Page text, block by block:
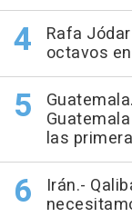
Rafa
octavos
las
Irán.-